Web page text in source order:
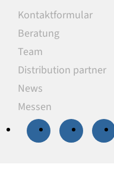
Kontaktformular
Beratung
Team
Distribution partner
News
Messen